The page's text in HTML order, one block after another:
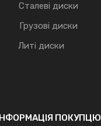
Сталеві диски
Грузові диски
Литі диски
ІНФОРМАЦІЯ ПОКУПЦЮ